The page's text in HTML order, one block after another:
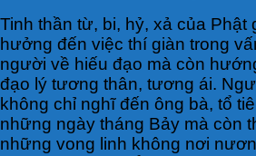
Tinh thần từ, bi, hỷ, xả của Phật
hưởng đến việc thí giàn trong
người về hiếu đạo mà còn
đạo lý tương thân, tương ái.
không chỉ nghĩ đến ông bà, tổ
những ngày tháng Bảy mà còn
những vong linh không nơi